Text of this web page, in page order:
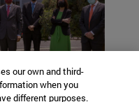
our own and third-
when you
different purposes.